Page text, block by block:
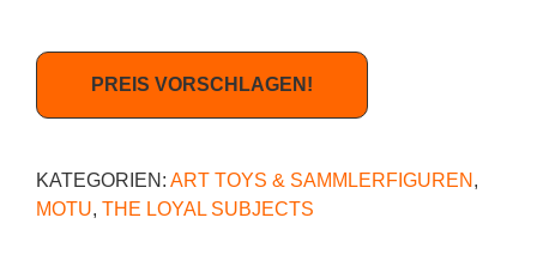
PREIS VORSCHLAGEN!
KATEGORIEN: ART TOYS & SAMMLERFIGUREN ,
MOTU, THE LOYAL SUBJECTS